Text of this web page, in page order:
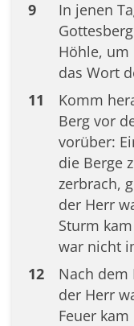
9
In jenen
Höhle, um
das Wort
11
Komm
Berg vor
vorüber:
die Berge
zerbrach,
der Herr
Sturm
war nicht
12
Nach dem
der Herr
Feuer